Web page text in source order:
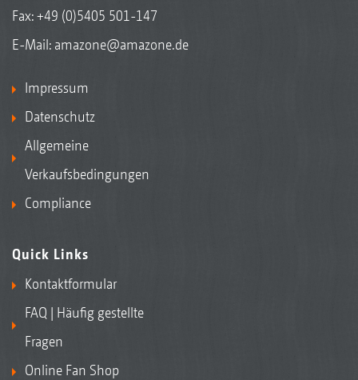
Fax: +49 (0)5405 501-147
E-Mail: amazone@amazone.de
Impressum
Datenschutz
Allgemeine
Verkaufsbedingungen
Compliance
Quick Links
Kontaktformular
FAQ | Häufig gestellte
Fragen
Online Fan Shop